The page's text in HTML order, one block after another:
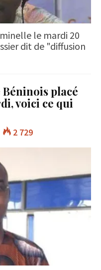
le mardi 20
dit de "diffusion
placé
voici ce qui
2 729